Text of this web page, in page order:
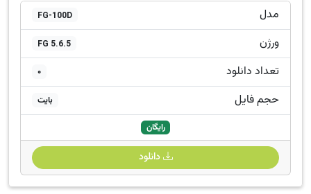
مدل FG-100D
ورژن FG 5.6.5
تعداد دانلود 0
حجم فایل بایت
رایگان
دانلود